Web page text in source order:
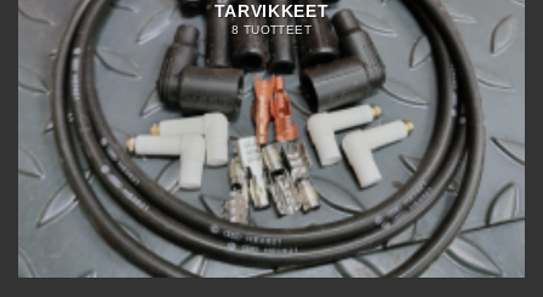
TARVIKKEET
8 TUOTTEET